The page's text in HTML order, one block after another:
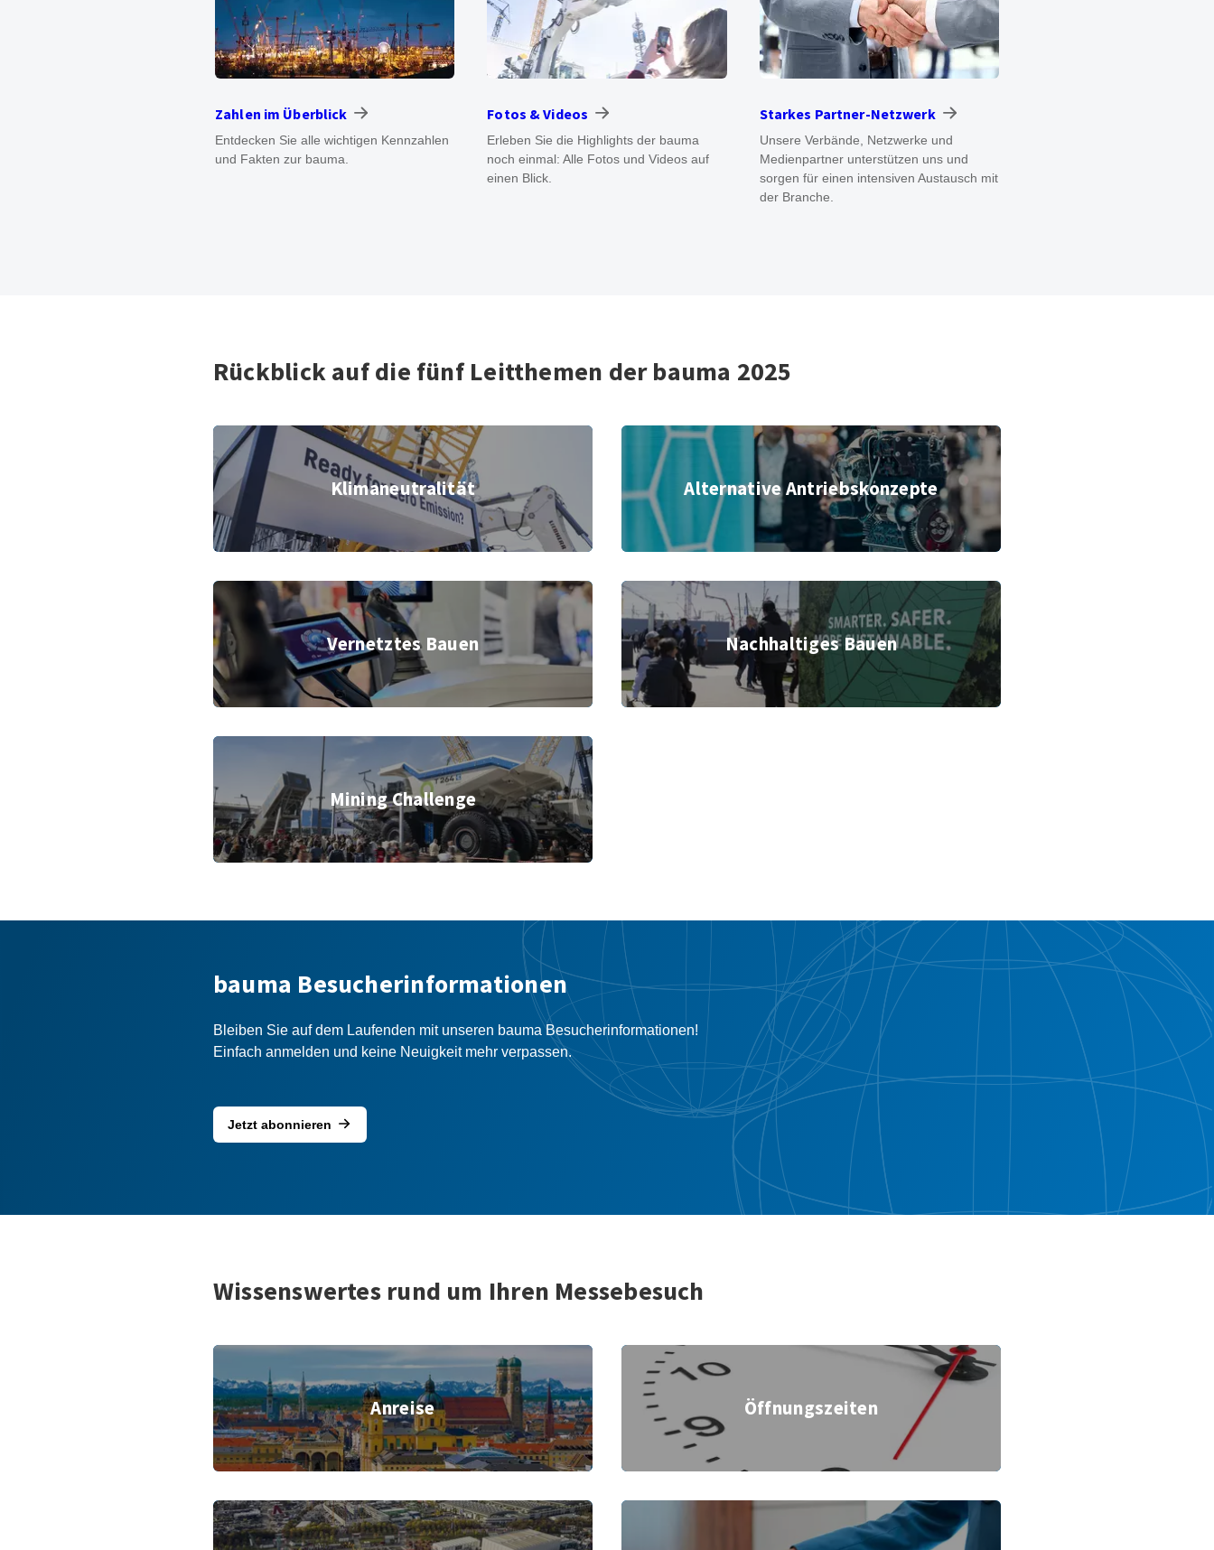
Zahlen im Überblick
Entdecken Sie alle wichtigen Kennzahlen
und Fakten zur bauma.
Fotos & Videos
Erleben Sie die Highlights der bauma
noch einmal: Alle Fotos und Videos auf
einen Blick.
Starkes Partner-Netzwerk
Unsere Verbände, Netzwerke und
Medienpartner unterstützen uns und
sorgen für einen intensiven Austausch mit
der Branche.
Rückblick auf die fünf Leitthemen der bauma 2025
Klimaneutralität
Klimaneutralität
Alternative Antriebskonzepte
Alternative Antriebskonzepte
Vernetztes Bauen
Vernetztes Bauen
Nachhaltiges Bauen
Nachhaltiges Bauen
Mining Challenge
Mining Challenge
bauma Besucherinformationen
Bleiben Sie auf dem Laufenden mit unseren bauma Besucherinformationen!
Einfach anmelden und keine Neuigkeit mehr verpassen.
Jetzt abonnieren
Wissenswertes rund um Ihren Messebesuch
Anreise
Öffnungszeiten
Öffnungszeiten
Gelände- und Hallenplan